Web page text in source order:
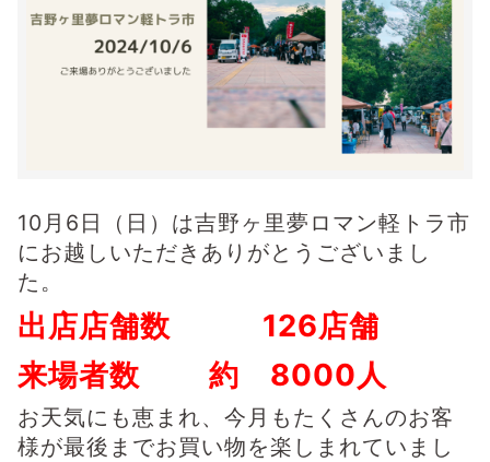
10月6日（日）は吉野ヶ里夢ロマン軽トラ市
にお越しいただき ありがとうございまし
た。
出店店舗数 126店舗
来場者数 約 8000人
お天気にも恵まれ、今月もたくさんのお客
様が最後までお買い物を楽しまれていまし